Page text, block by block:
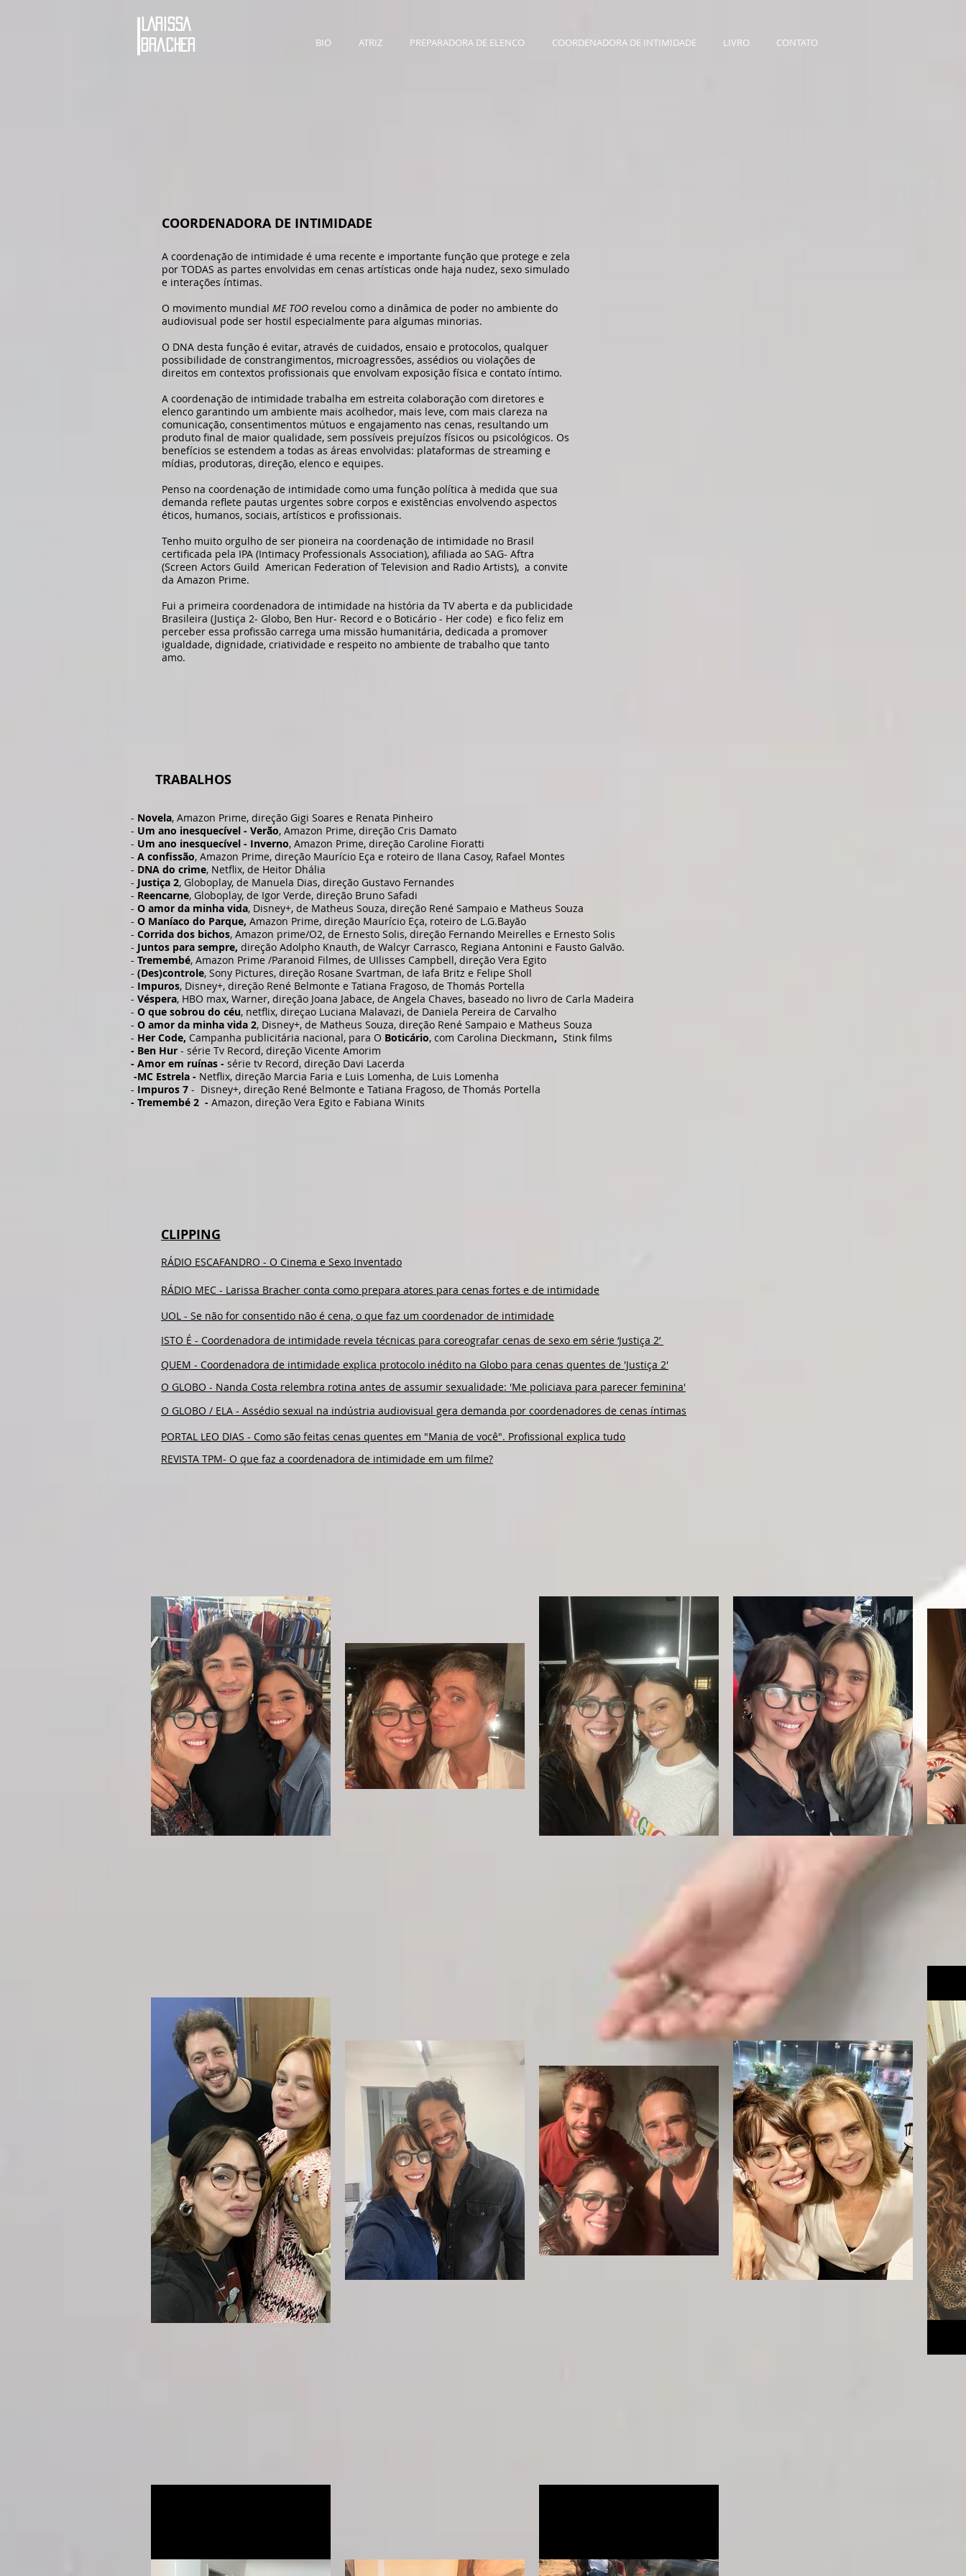
LARISSA
bracher
BIO ATRIZ PREPARADORA DE ELENCO COORDENADORA DE INTIMIDADE LIVRO CONTATO
COORDENADORA DE INTIMIDADE
A coordenação de intimidade é uma recente e importante função que protege e zela
por TODAS as partes envolvidas em cenas artísticas onde haja nudez, sexo simulado
e interações íntimas.
O movimento mundial ME TOO revelou como a dinâmica de poder no ambiente do
audiovisual pode ser hostil especialmente para algumas minorias.
O DNA desta função é evitar, através de cuidados, ensaio e protocolos, qualquer
possibilidade de constrangimentos, microagressões, assédios ou violações de
direitos em contextos profissionais que envolvam exposição física e contato íntimo.
A coordenação de intimidade trabalha em estreita colaboração com diretores e
elenco garantindo um ambiente mais acolhedor, mais leve, com mais clareza na
comunicação, consentimentos mútuos e engajamento nas cenas, resultando um
produto final de maior qualidade, sem possíveis prejuízos físicos ou psicológicos. Os
benefícios se estendem a todas as áreas envolvidas: plataformas de streaming e
mídias, produtoras, direção, elenco e equipes.
Penso na coordenação de intimidade como uma função política à medida que sua
demanda reflete pautas urgentes sobre corpos e existências envolvendo aspectos
éticos, humanos, sociais, artísticos e profissionais.
Tenho muito orgulho de ser pioneira na coordenação de intimidade no Brasil
certificada pela IPA (Intimacy Professionals Association), afiliada ao SAG- Aftra
(Screen Actors Guild American Federation of Television and Radio Artists), a convite
da Amazon Prime.
Fui a primeira coordenadora de intimidade na história da TV aberta e da publicidade
Brasileira (Justiça 2- Globo, Ben Hur- Record e o Boticário - Her code) e fico feliz em
perceber essa profissão carrega uma missão humanitária, dedicada a promover
igualdade, dignidade, criatividade e respeito no ambiente de trabalho que tanto
amo.
TRABALHOS
​- Novela, Amazon Prime, direção Gigi Soares e Renata Pinheiro
- Um ano inesquecível - Verão, Amazon Prime, direção Cris Damato
- Um ano inesquecível - Inverno, Amazon Prime, direção Caroline Fioratti
- A confissão, Amazon Prime, direção Maurício Eça e roteiro de Ilana Casoy, Rafael Montes
- DNA do crime, Netflix, de Heitor Dhália
- Justiça 2, Globoplay, de Manuela Dias, direção Gustavo Fernandes
- Reencarne, Globoplay, de Igor Verde, direção Bruno Safadi
- O amor da minha vida, Disney+, de Matheus Souza, direção René Sampaio e Matheus Souza
- O Maníaco do Parque, Amazon Prime, direção Maurício Eça, roteiro de L.G.Bayão
- Corrida dos bichos, Amazon prime/O2, de Ernesto Solis, direção Fernando Meirelles e Ernesto Solis
- Juntos para sempre, direção Adolpho Knauth, de Walcyr Carrasco, Regiana Antonini e Fausto Galvão.
- Tremembé, Amazon Prime /Paranoid Filmes, de UIlisses Campbell, direção Vera Egito
- (Des)controle, Sony Pictures, direção Rosane Svartman, de Iafa Britz e Felipe Sholl
​- Impuros, Disney+, direção René Belmonte e Tatiana Fragoso, de Thomás Portella
- Véspera, HBO max, Warner, direção Joana Jabace, de Angela Chaves, baseado no livro de Carla Madeira
- O que sobrou do céu, netflix, direçao Luciana Malavazi, de Daniela Pereira de Carvalho
- O amor da minha vida 2, Disney+, de Matheus Souza, direção René Sampaio e Matheus Souza
- Her Code, Campanha publicitária nacional, para O Boticário, com Carolina Dieckmann, Stink films
- Ben Hur - série Tv Record, direção Vicente Amorim
- Amor em ruínas - série tv Record, direção Davi Lacerda
-MC Estrela - Netflix, direção Marcia Faria e Luis Lomenha, de Luis Lomenha
- Impuros 7 - Disney+, direção René Belmonte e Tatiana Fragoso, de Thomás Portella
- Tremembé 2 - Amazon, direção Vera Egito e Fabiana Winits
CLIPPING
RÁDIO ESCAFANDRO - ​O Cinema e Sexo Inventado
​RÁDIO MEC - Larissa Bracher conta como prepara atores para cenas fortes e de intimidade
UOL - ​Se não for consentido não é cena, o que faz um coordenador de intimidade
ISTO É - Coordenadora de intimidade revela técnicas para coreografar cenas de sexo em série ‘Justiça 2’
QUEM - Coordenadora de intimidade explica protocolo inédito na Globo para cenas quentes de 'Justiça 2'
O GLOBO - Nanda Costa relembra rotina antes de assumir sexualidade: 'Me policiava para parecer feminina'
O GLOBO / ELA - Assédio sexual na indústria audiovisual gera demanda por coordenadores de cenas íntimas
PORTAL LEO DIAS - Como são feitas cenas quentes em "Mania de você". Profissional explica tudo
REVISTA TPM- O que faz a coordenadora de intimidade em um filme?